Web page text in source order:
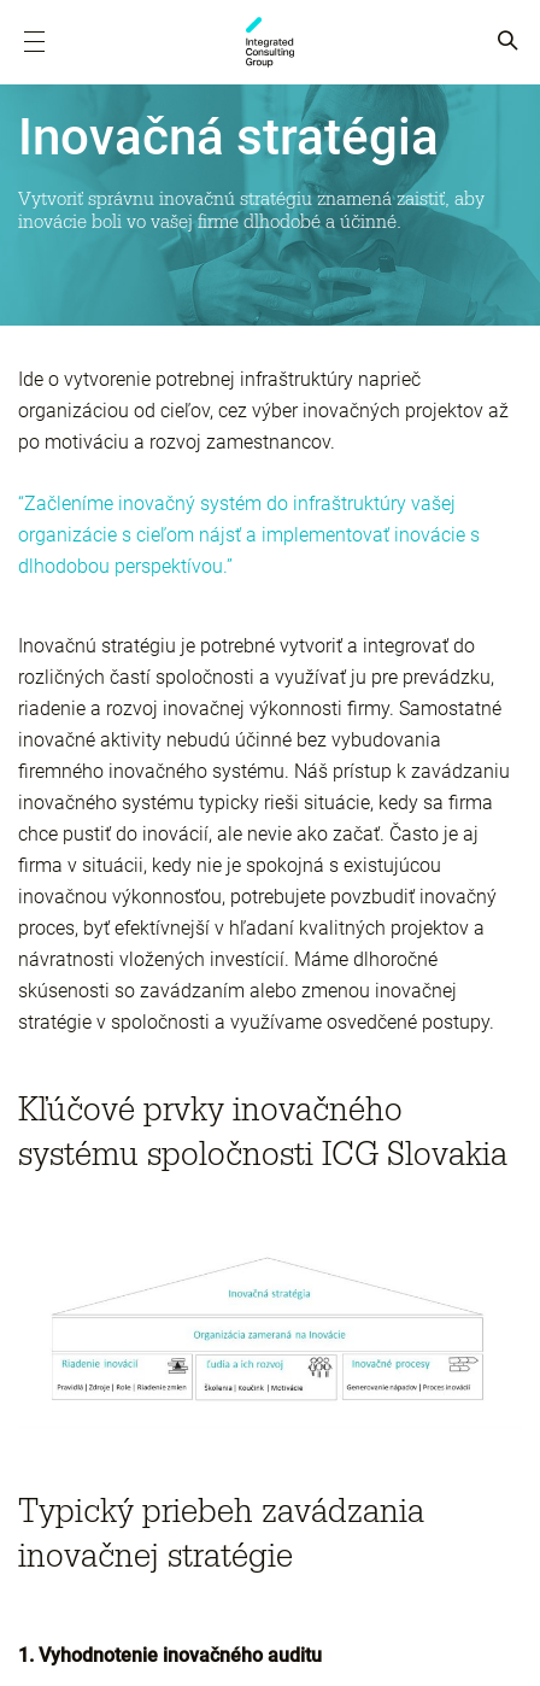
Inovačná stratégia
Vytvoriť správnu inovačnú stratégiu znamená zaistiť, aby
inovácie boli vo vašej firme dlhodobé a účinné.
Ide o vytvorenie potrebnej infraštruktúry naprieč
organizáciou od cieľov, cez výber inovačných projektov až
po motiváciu a rozvoj zamestnancov.
“Začleníme inovačný systém do infraštruktúry vašej
organizácie s cieľom nájsť a implementovať inovácie s
dlhodobou perspektívou.”
Inovačnú stratégiu je potrebné vytvoriť a integrovať do
rozličných častí spoločnosti a využívať ju pre prevádzku,
riadenie a rozvoj inovačnej výkonnosti firmy. Samostatné
inovačné aktivity nebudú účinné bez vybudovania
firemného inovačného systému. Náš prístup k zavádzaniu
inovačného systému typicky rieši situácie, kedy sa firma
chce pustiť do inovácií, ale nevie ako začať. Často je aj
firma v situácii, kedy nie je spokojná s existujúcou
inovačnou výkonnosťou, potrebujete povzbudiť inovačný
proces, byť efektívnejší v hľadaní kvalitných projektov a
návratnosti vložených investícií. Máme dlhoročné
skúsenosti so zavádzaním alebo zmenou inovačnej
stratégie v spoločnosti a využívame osvedčené postupy.
Kľúčové prvky inovačného
systému spoločnosti ICG Slovakia
Typický priebeh zavádzania
inovačnej stratégie
1. Vyhodnotenie inovačného auditu